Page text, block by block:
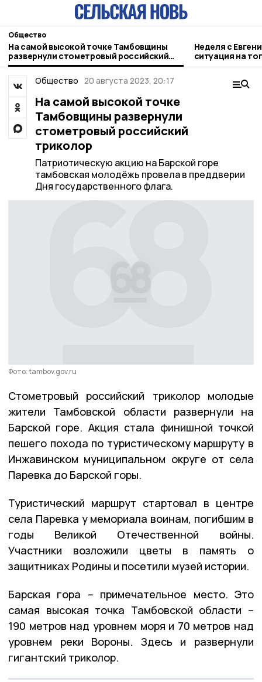
Общество
На самой высокой точке Тамбовщины
развернули стометровый российский
триколор
Неделя с
ситуация на
городе и
Общество 20 августа 2023, 20:17
На самой высокой точке
Тамбовщины развернули
стометровый российский
триколор
Патриотическую акцию на Барской горе
тамбовская молодёжь провела в преддверии
Дня государственного флага.
Фото: tambov.gov.ru
Стометровый российский триколор молодые
жители Тамбовской области развернули на
Барской горе. Акция стала финишной точкой
пешего похода по туристическому маршруту в
Инжавинском муниципальном округе от села
Паревка до Барской горы.
Туристический маршрут стартовал в центре
села Паревка у мемориала воинам, погибшим в
годы Великой Отечественной войны.
Участники возложили цветы в память о
защитниках Родины и посетили музей истории.
Барская гора – примечательное место. Это
самая высокая точка Тамбовской области –
190 метров над уровнем моря и 70 метров над
уровнем реки Вороны. Здесь и развернули
гигантский триколор.